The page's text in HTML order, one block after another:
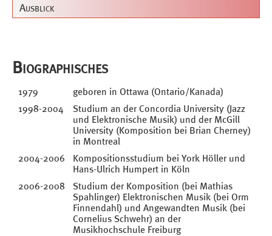
Ausblick
Biographisches
1979
geboren in Ottawa (Ontario/Kanada)
1998-2004
Studium an der Concordia University (Jazz
und Elektronische Musik) und der McGill
University (Komposition bei Brian Cherney)
in Montreal
2004-2006
Kompositionsstudium bei York Höller und
Hans-Ulrich Humpert in Köln
2006-2008
Studium der Komposition (bei Mathias
Spahlinger) Elektronischen Musik (bei Orm
Finnendahl) und Angewandten Musik (bei
Cornelius Schwehr) an der
Musikhochschule Freiburg